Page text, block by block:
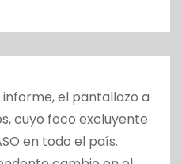
el pantallazo a
cuyo foco excluyente
en todo el país.